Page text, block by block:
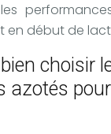
en début de
choisir
azotés